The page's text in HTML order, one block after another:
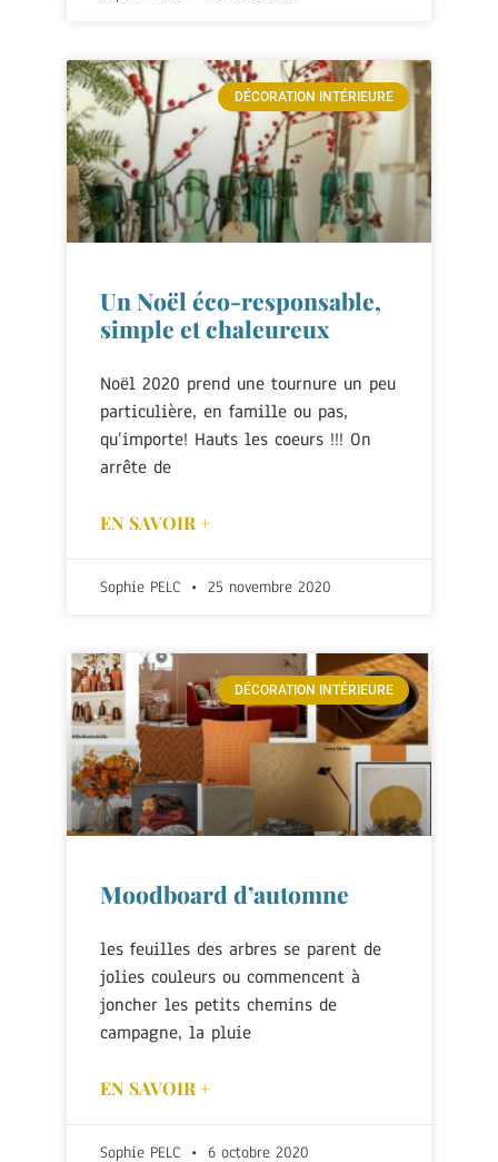
DÉCORATION INTÉRIEURE
Un Noël éco-responsable,
simple et chaleureux
Noël 2020 prend une tournure un peu
particulière, en famille ou pas,
qu’importe! Hauts les coeurs !!! On
arrête de
EN SAVOIR +
Sophie PELC 25 novembre 2020
DÉCORATION INTÉRIEURE
Moodboard d’automne
les feuilles des arbres se parent de
jolies couleurs ou commencent à
joncher les petits chemins de
campagne, la pluie
EN SAVOIR +
Sophie PELC 6 octobre 2020